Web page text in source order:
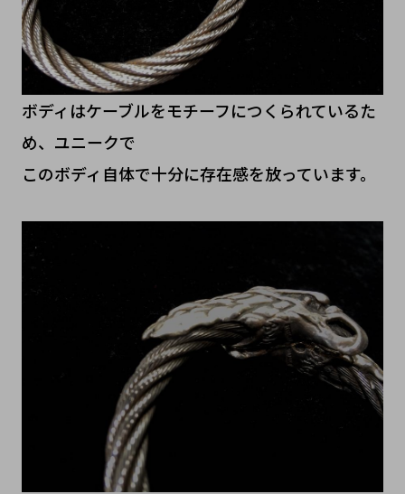
ボディはケーブルをモチーフにつくられているた
め、ユニークで
このボディ自体で十分に存在感を放っています。